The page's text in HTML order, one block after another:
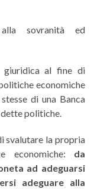
sovranità ed
al fine di
economiche
di una Banca
politiche.
svalutare la propria
economiche: da
ad adeguarsi
adeguare alla